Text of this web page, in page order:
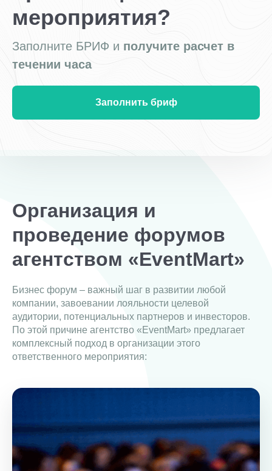
мероприятия?
Заполните БРИФ и получите расчет в
течении часа
Заполнить бриф
Организация и
проведение форумов
агентством «EventMart»
Бизнес форум – важный шаг в развитии любой
компании, завоевании лояльности целевой
аудитории, потенциальных партнеров и инвесторов.
По этой причине агентство «EventMart» предлагает
комплексный подход в организации этого
ответственного мероприятия: